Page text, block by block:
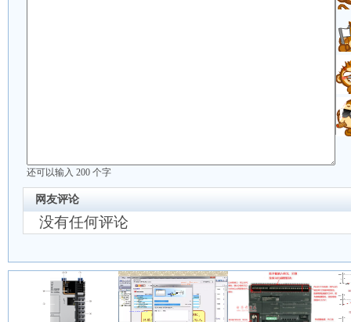
还可以输入 200 个字
网友评论
没有任何评论